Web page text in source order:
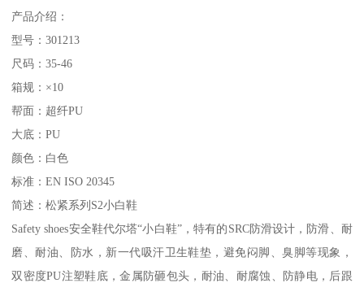
产品介绍：
型号：301213
尺码：35-46
箱规：×10
帮面：超纤PU
大底：PU
颜色：白色
标准：EN ISO 20345
简述：松紧系列S2小白鞋
Safety shoes安全鞋代尔塔“小白鞋”，特有的SRC防滑设计，防滑、耐
磨、耐油、防水，新一代吸汗卫生鞋垫，避免闷脚、臭脚等现象，
双密度PU注塑鞋底，金属防砸包头，耐油、耐腐蚀、防静电，后跟